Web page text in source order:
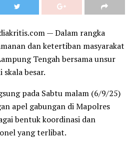
— Dalam rangka
dan ketertiban masyarakat
Tengah bersama unsur
besar.
pada Sabtu malam (6/9/25)
apel gabungan di Mapolres
bentuk koordinasi dan
yang terlibat.